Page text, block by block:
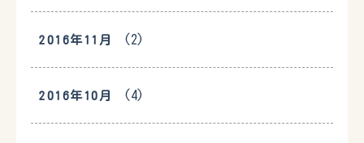
2016年11月 (2)
2016年10月 (4)